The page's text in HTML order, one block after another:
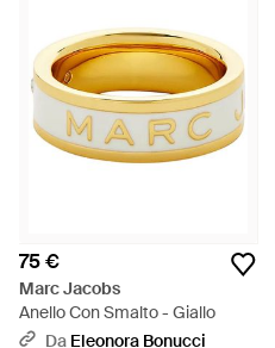
75 €
Marc Jacobs
Anello Con Smalto - Giallo
Da Eleonora Bonucci